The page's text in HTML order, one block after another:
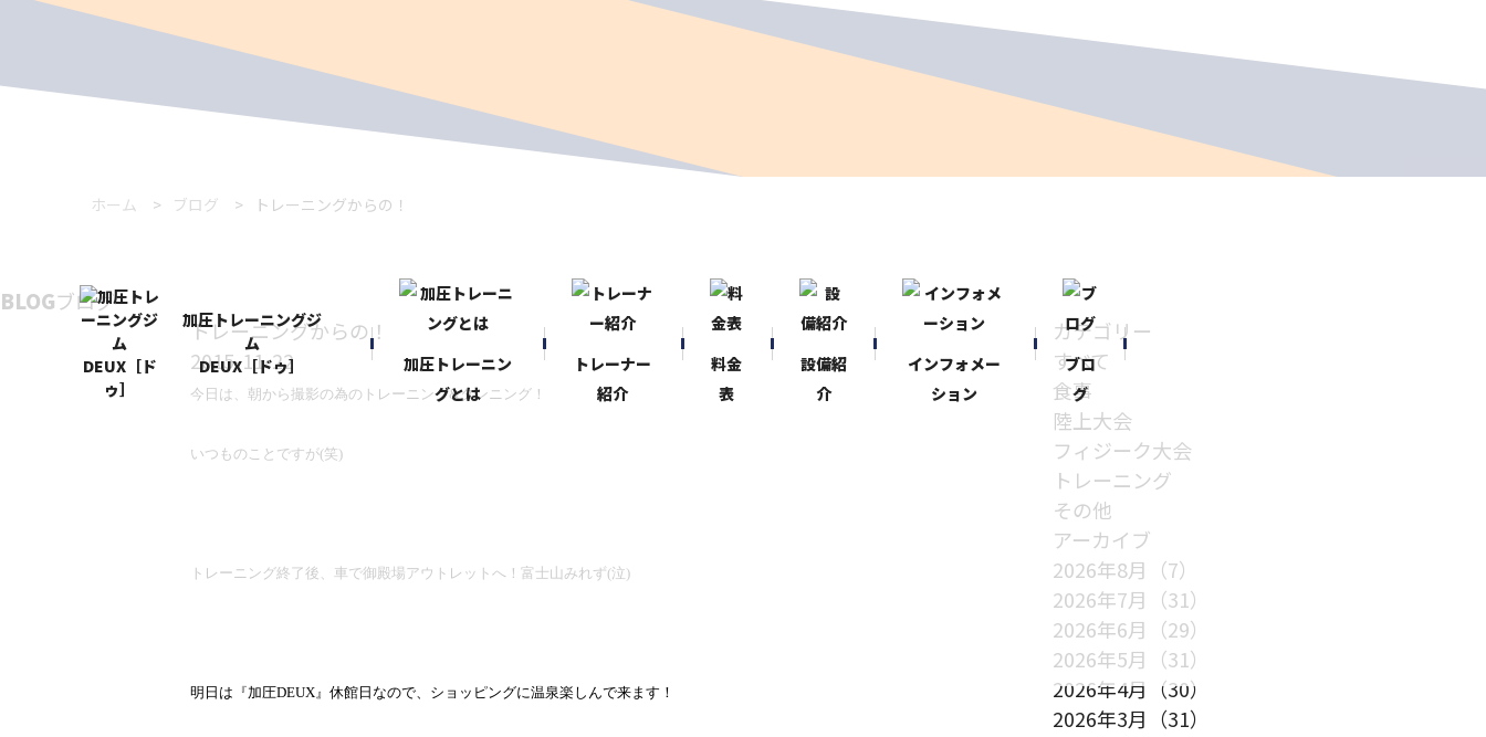
加圧トレーニングジ
ム
DEUX［ドゥ］
加圧トレーニン
グとは
トレーナー
紹介
料金
表
設備紹
介
インフォメー
ション
ブロ
グ
ホーム ブログ トレーニングからの！
BLOGブログ
トレーニングからの！
2015-11-22
今日は、朝から撮影の為のトレーニング&タンニング！
いつものことですが(笑)
トレーニング終了後、車で御殿場アウトレットへ！富士山みれず(泣)
明日は『加圧DEUX』休館日なので、ショッピングに温泉楽しんで来ます！
カテゴリー
すべて
食事
陸上大会
フィジーク大会
トレーニング
その他
アーカイブ
2026年8月（7）
2026年7月（31）
2026年6月（29）
2026年5月（31）
2026年4月（30）
2026年3月（31）